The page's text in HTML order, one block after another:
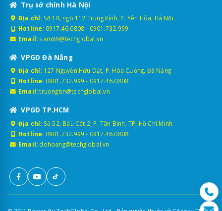
Trụ sở chính Hà Nội
Địa chỉ: Số 18, ngõ 112 Trung Kính, P. Yên Hòa, Hà Nội.
Hotline: 0917.46.0808- 0901.732.999
Email: sam89@techglobal.vn
VPGD Đà Nẵng
Địa chỉ: 127 Nguyễn Hữu Dật, P. Hòa Cường, Đà Nẵng
Hotline: 0901.732.999 - 0917.46.0808
Email: truongbn@techglobal.vn
VPGD TP.HCM
Địa chỉ: Số 52, Bàu Cát 2, P. Tân Bình, TP. Hồ Chí Minh
Hotline: 0901.732.999 - 0917.46.0808
Email: dohoang@techglobal.vn